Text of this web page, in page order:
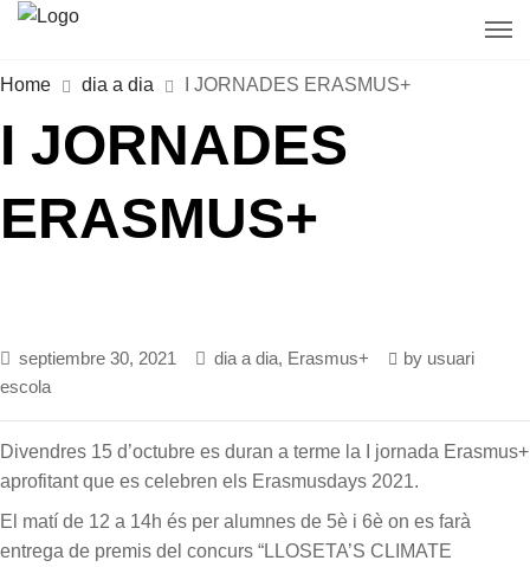
Home dia a dia I JORNADES ERASMUS+
I JORNADES
ERASMUS+
septiembre 30, 2021 dia a dia, Erasmus+ by usuari
escola
Divendres 15 d’octubre es duran a terme la I jornada Erasmus+
aprofitant que es celebren els Erasmusdays 2021.
El matí de 12 a 14h és per alumnes de 5è i 6è on es farà
entrega de premis del concurs “LLOSETA’S CLIMATE